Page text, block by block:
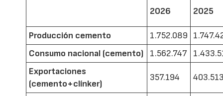
2026 2025
Producción cemento 1.752.089
Consumo nacional (cemento)
1.562.747
Exportaciones
(cemento+clínker)
357.194